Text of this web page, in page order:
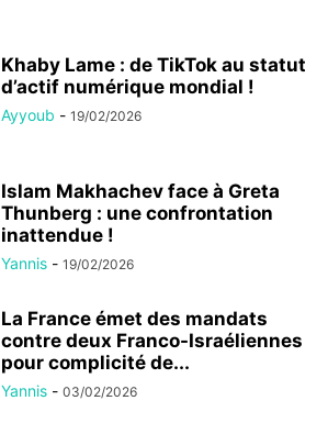
Khaby Lame : de TikTok au statut
d’actif numérique mondial !
Ayyoub - 19/02/2026
Islam Makhachev face à Greta
Thunberg : une confrontation
inattendue !
Yannis - 19/02/2026
La France émet des mandats
contre deux Franco-Israéliennes
pour complicité de...
Yannis - 03/02/2026